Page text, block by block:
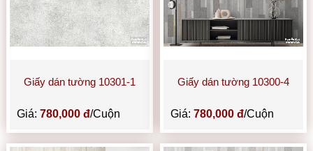
Giấy dán tường 10301-1
Giá:780,000 đ/Cuộn
Giấy dán tường 10300-4
Giá: 780,000 đ/Cuộn